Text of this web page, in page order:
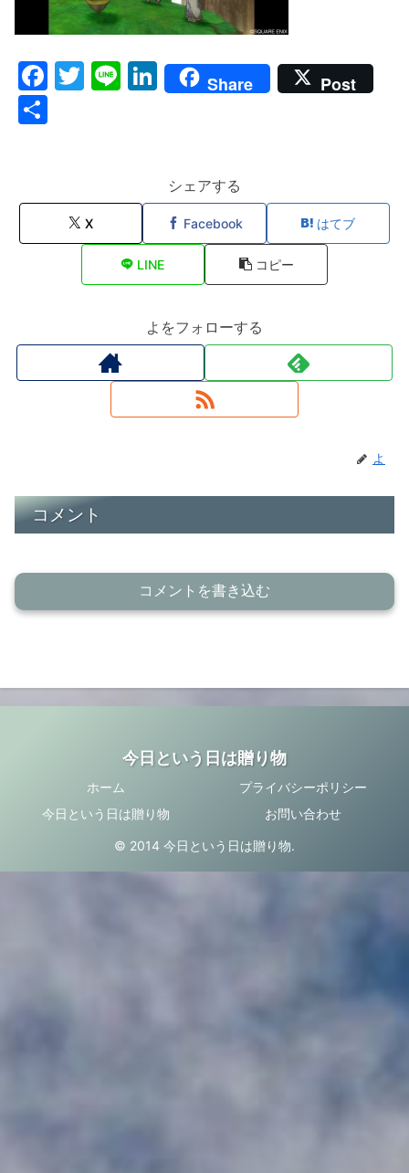
F
o
T
Li Li
n
dI
n
Share Post
シェアする
X Facebook はてブ
LINE コピー
よをフォローする
よ
コメント
コメントを書き込む
今日という日は贈り物
ホーム
プライバシーポリシー
今日という日は贈り物
お問い合わせ
© 2014 今日という日は贈り物.